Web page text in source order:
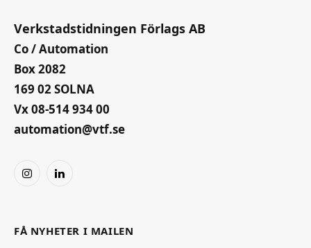
Verkstadstidningen Förlags AB
Co / Automation
Box 2082
169 02 SOLNA
Vx 08-514 934 00
automation@vtf.se
InstagramLinkedIn
FÅ NYHETER I MAILEN